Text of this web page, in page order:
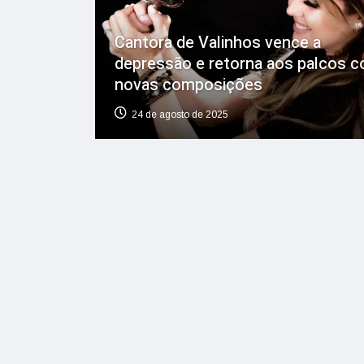
Cantora de Valinhos vence a
depressão e retorna aos palcos
novas composições
24 de agosto de 2025